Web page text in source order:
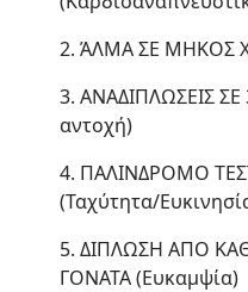
2. ΆΛΜΑ ΣΕ ΜΗΚΟΣ
3. ΑΝΑΔΙΠΛΩΣΕΙΣ
αντοχή)
4. ΠΑΛΙΝΔΡΟΜΟ
(Ταχύτητα/
5. ΔΙΠΛΩΣΗ ΑΠΟ
ΓΟΝΑΤΑ (Ευκαμψία)